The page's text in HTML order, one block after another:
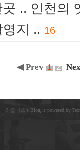
.. 인천의
지 .. 16
◀ Prev 1 2
라오니스's Blog is powered by